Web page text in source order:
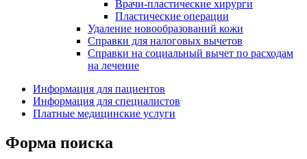
Врачи-пластические хирурги
Пластические операции
Удаление новообразований кожи
Справки для налоговых вычетов
Справки на социальный вычет по расходам
на лечение
Информация для пациентов
Информация для специалистов
Платные медицинские услуги
Форма поиска